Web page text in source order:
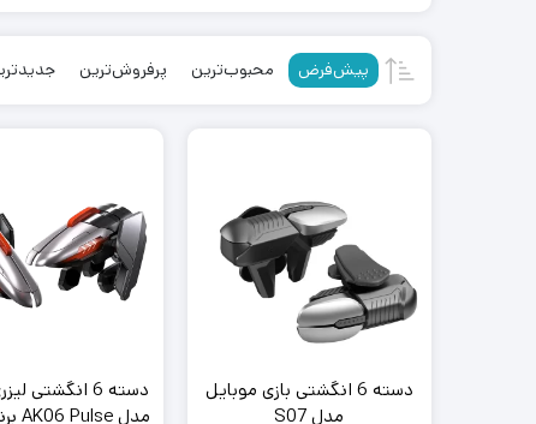
دسته شیش
میکروفون
پیش‌فرض محبوب‌ترین پرفروش‌ترین
دسته 6 انگشتی بازی موبایل
مدل S07
دسته 6 انگشتی
مدل AK06 Pulse برند Memo